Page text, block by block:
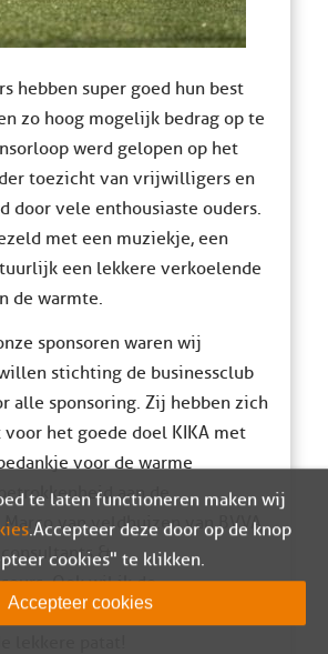
hebben super goed hun best
zo hoog mogelijk bedrag op te
werd gelopen op het
toezicht van vrijwilligers en
door vele enthousiaste ouders.
met een muziekje, een
een lekkere verkoelende
de warmte.
sponsoren waren wij
stichting de businessclub
alle sponsoring. Zij hebben zich
het goede doel KIKA met
voor de warme
aan de
van veldhuizen van BVVA
&
Ook wil ik de
bedanken en snackbar ‘t
te laten functioneren maken wij
. Accepteer deze door op de knop
cookies" te klikken.
Accepteer cookies